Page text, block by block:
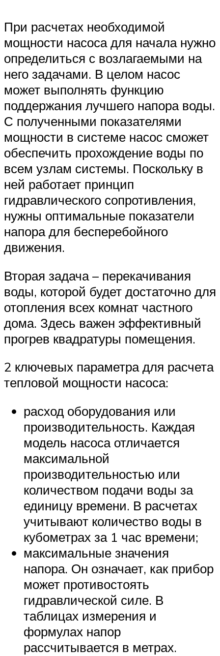
При расчетах необходимой
мощности насоса для начала нужно
определиться с возлагаемыми на
него задачами. В целом насос
может выполнять функцию
поддержания лучшего напора воды.
С полученными показателями
мощности в системе насос сможет
обеспечить прохождение воды по
всем узлам системы. Поскольку в
ней работает принцип
гидравлического сопротивления,
нужны оптимальные показатели
напора для бесперебойного
движения.
Вторая задача – перекачивания
воды, которой будет достаточно для
отопления всех комнат частного
дома. Здесь важен эффективный
прогрев квадратуры помещения.
2 ключевых параметра для расчета
тепловой мощности насоса:
расход оборудования или
производительность. Каждая
модель насоса отличается
максимальной
производительностью или
количеством подачи воды за
единицу времени. В расчетах
учитывают количество воды в
кубометрах за 1 час времени;
максимальные значения
напора. Он означает, как прибор
может противостоять
гидравлической силе. В
таблицах измерения и
формулах напор
рассчитывается в метрах.